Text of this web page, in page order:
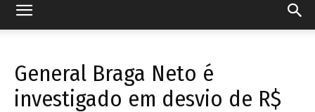
General Braga Neto é
investigado em desvio de R$